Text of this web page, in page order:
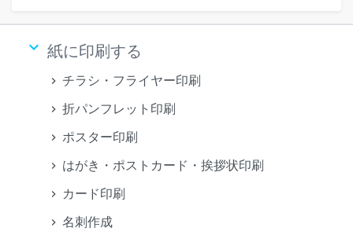
keyboard_arrow_down 紙に印刷する
チラシ・フライヤー印刷
折パンフレット印刷
ポスター印刷
はがき・ポストカード・挨拶状印刷
カード印刷
名刺作成